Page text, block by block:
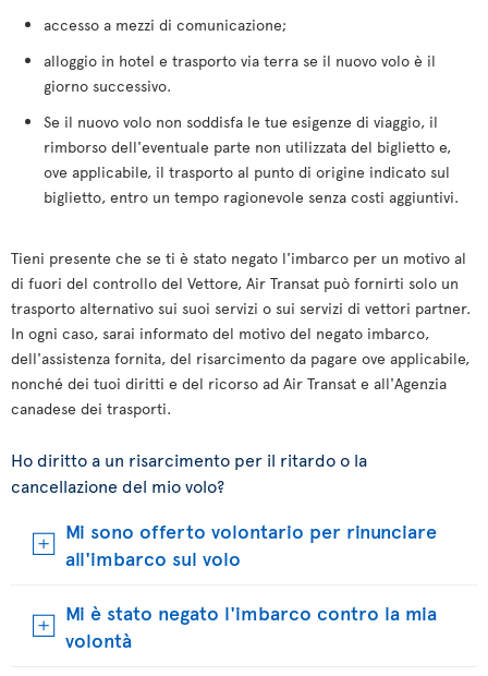
accesso a mezzi di comunicazione;
alloggio in hotel e trasporto via terra se il nuovo volo è il
giorno successivo.
Se il nuovo volo non soddisfa le tue esigenze di viaggio, il
rimborso dell'eventuale parte non utilizzata del biglietto e,
ove applicabile, il trasporto al punto di origine indicato sul
biglietto, entro un tempo ragionevole senza costi aggiuntivi.
Tieni presente che se ti è stato negato l'imbarco per un motivo al
di fuori del controllo del Vettore, Air Transat può fornirti solo un
trasporto alternativo sui suoi servizi o sui servizi di vettori partner.
In ogni caso, sarai informato del motivo del negato imbarco,
dell'assistenza fornita, del risarcimento da pagare ove applicabile,
nonché dei tuoi diritti e del ricorso ad Air Transat e all'Agenzia
canadese dei trasporti.
Ho diritto a un risarcimento per il ritardo o la
cancellazione del mio volo?
Mi sono offerto volontario per rinunciare
all'imbarco sul volo
Mi è stato negato l'imbarco contro la mia
volontà